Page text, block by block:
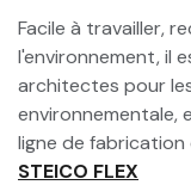
Facile à travailler,
l'environnement, il
architectes pour
environnementale,
ligne de fabrication
STEICO FLEX